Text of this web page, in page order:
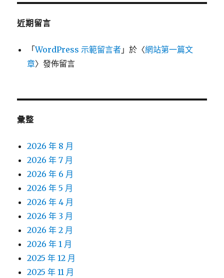
近期留言
「WordPress 示範留言者 」於〈網站第一篇文
章〉發佈留言
彙整
2026 年 8 月
2026 年 7 月
2026 年 6 月
2026 年 5 月
2026 年 4 月
2026 年 3 月
2026 年 2 月
2026 年 1 月
2025 年 12 月
2025 年 11 月